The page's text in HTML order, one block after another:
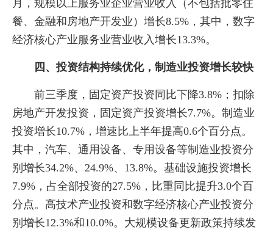
月，规模以上服务业企业营业收入（不包括批零住
餐、金融和房地产开发业）增长8.5%，其中，数字
经济核心产业服务业营业收入增长13.3%。
四、投资结构持续优化，制造业投资增长较快
前三季度，固定资产投资同比下降3.8%；扣除
房地产开发投资，固定资产投资增长7.7%。制造业
投资增长10.7%，增速比上半年提高0.6个百分点。
其中，汽车、通用设备、专用设备等制造业投资分
别增长34.2%、24.9%、13.8%。基础设施投资增长
7.9%，占全部投资的27.5%，比重同比提升3.0个百
分点。高技术产业投资和数字经济核心产业投资分
别增长12.3%和10.0%。大规模设备更新政策持续发